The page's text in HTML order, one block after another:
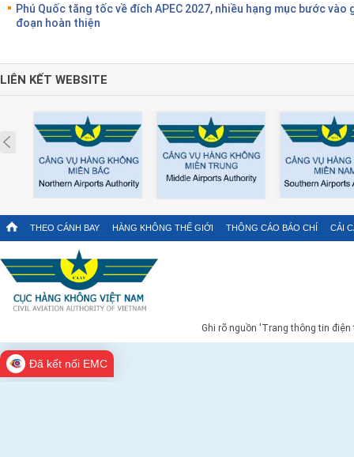
Phú Quốc tăng tốc về đích APEC 2027, nhiều hạng mục bước vào
đoạn hoàn thiện
LIÊN KẾT WEBSITE
Prev
THEO CÁNH BAY HÀNG KHÔNG THẾ GIỚI THÔNG CÁO BÁO CHÍ CẢI
Ghi rõ nguồn 'Trang thông tin
Đã kết nối EMC